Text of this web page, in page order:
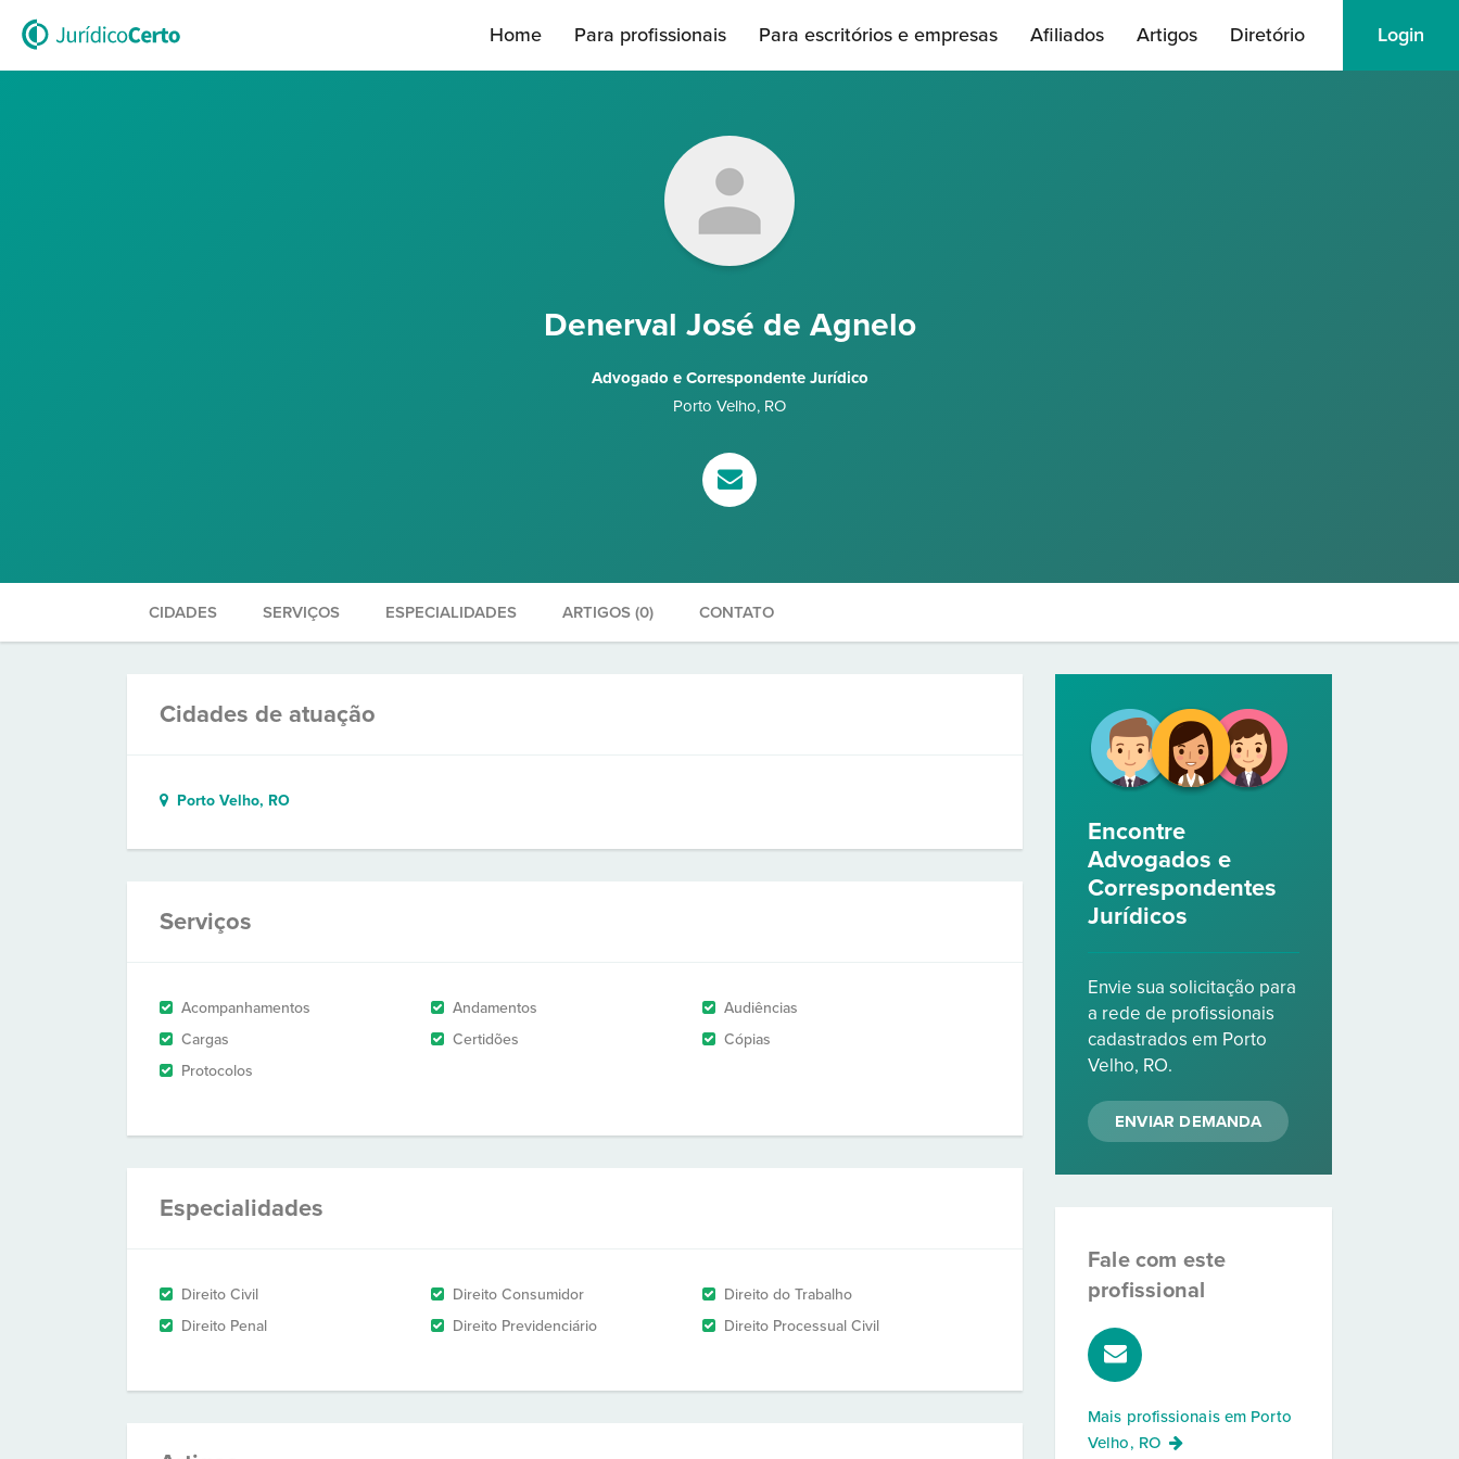
Home Para profissionais Para escritórios e empresas Afiliados Artigos Diretório Login
Denerval José de Agnelo
Advogado e Correspondente Jurídico
Porto Velho, RO
CIDADES SERVIÇOS ESPECIALIDADES ARTIGOS (0) CONTATO
Cidades de atuação
Porto Velho, RO
Serviços
Acompanhamentos Andamentos
Audiências
Cargas
Certidões
Cópias
Protocolos
Especialidades
Direito Civil Direito Consumidor
Direito do Trabalho
Direito Penal
Direito Previdenciário Direito Processual Civil
Encontre
Advogados e
Correspondentes
Jurídicos
Envie sua solicitação para
a rede de profissionais
cadastrados em Porto
Velho, RO.
ENVIAR DEMANDA
Fale com este
profissional
Mais profissionais em Porto
Velho, RO